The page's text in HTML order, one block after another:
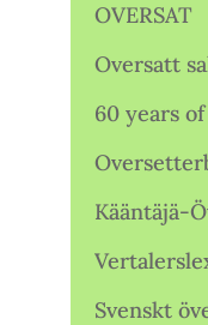
OVERSAT
Oversatt
60 years
Kääntäjä-
Svenskt